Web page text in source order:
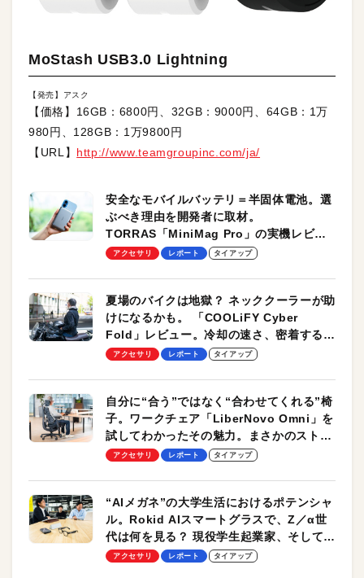
MoStash USB3.0 Lightning
【発売】アスク
【価格】16GB：6800円、32GB：9000円、64GB：1万
980円、128GB：1万9800円
【URL】 http://www.teamgroupinc.com/ja/
安全なモバイルバッテリ＝半固体電池。選
ぶべき理由を開発者に取材。
TORRAS「MiniMag Pro」の実機レビュ
ーも
アクセサリ レポート タイアップ
夏場のバイクは地獄？ ネッククーラーが助
けになるかも。 「COOLiFY Cyber
Fold」レビュー。冷却の速さ、密着する冷
却プレート、シンプルな操作性がグッド！
アクセサリ レポート タイアップ
自分に“合う”ではなく“合わせてくれる”椅
子。ワークチェア「LiberNovo Omni」を
試してわかったその魅力。まさかのストレ
ッチ機能も搭載
アクセサリ レポート タイアップ
“AIメガネ”の大学生活におけるポテンシャ
ル。Rokid AIスマートグラスで、Z／α世
代は何を見る？ 現役学生起業家、そして教
授による体験会レポート【PR】
アクセサリ レポート タイアップ